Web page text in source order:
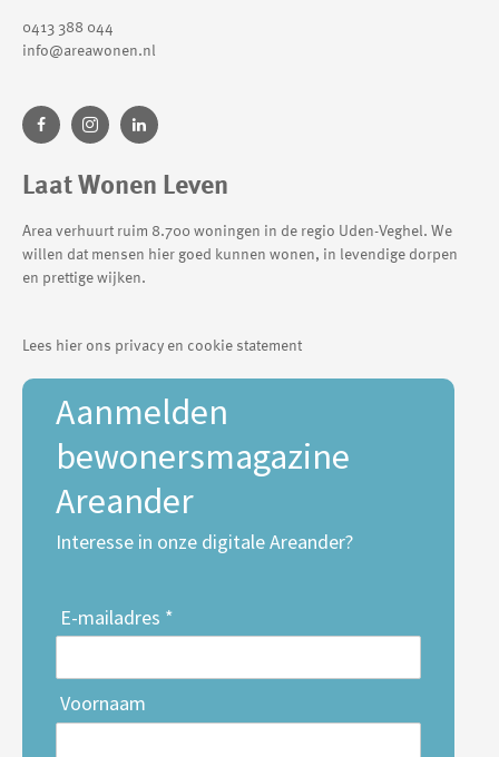
0413 388 044
info@areawonen.nl
Laat Wonen Leven
Area verhuurt ruim 8.700 woningen in de regio Uden-Veghel. We
willen dat mensen hier goed kunnen wonen, in levendige dorpen
en prettige wijken.
Lees hier ons privacy en cookie statement
Aanmelden
bewonersmagazine
Areander
Interesse in onze digitale Areander?
E-mailadres *
Voornaam